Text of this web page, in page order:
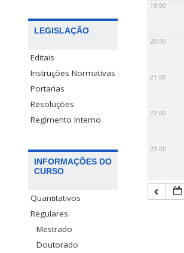
LEGISLAÇÃO
Editais
Instruções Normativas
Portarias
Resoluções
Regimento Interno
INFORMAÇÕES DO
CURSO
Quantitativos
Regulares
Mestrado
Doutorado
19:00
20:00
21:00
22:00
23:00